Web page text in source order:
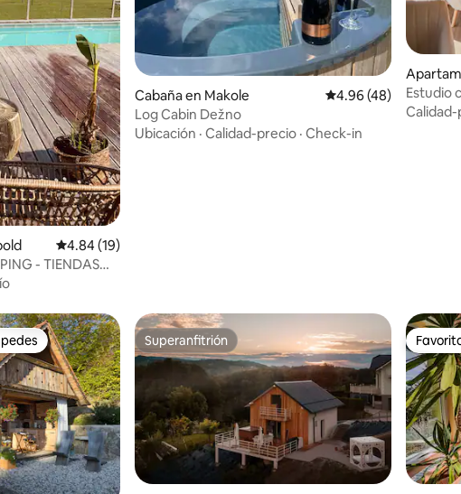
reseñas
Calificación promedio: 4.84 de 5, 19 reseñas
4.84 (19)
- TIENDAS
Cabaña en Makole Calificación
4.96 (48)
Log Cabin Dežno
Ubicación · Calidad-precio · Check-in
oškem
Estudio
sauna
reseñas
preferido Superanfitrión
Superanfitrión